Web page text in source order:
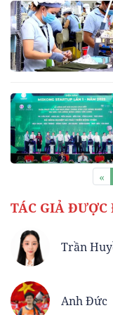
«
TÁC GIẢ ĐƯỢC
Trần
Anh Đức